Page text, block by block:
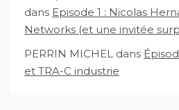
dans Episode 1 : Nicolas
Networks (et une invitée
PERRIN MICHEL dans
et TRA-C industrie